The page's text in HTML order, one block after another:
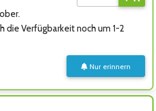
die Verfügbarkeit noch um 1-2
Nur erinnern